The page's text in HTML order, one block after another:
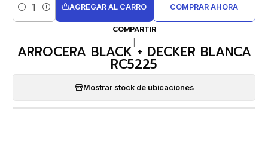
Cantidad
AGREGAR AL CARRO COMPRAR AHORA
COMPARTIR
ARROCERA BLACK + DECKER BLANCA
RC5225
Mostrar stock de ubicaciones